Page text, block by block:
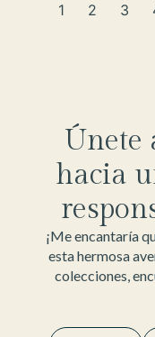
1 2 3
Únete
hacia
¡Me encantaría
esta hermosa
colecciones,